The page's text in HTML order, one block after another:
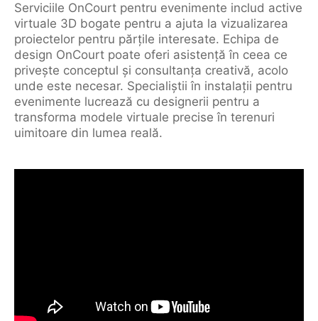
Serviciile OnCourt pentru evenimente includ active
virtuale 3D bogate pentru a ajuta la vizualizarea
proiectelor pentru părțile interesate. Echipa de
design OnCourt poate oferi asistență în ceea ce
privește conceptul și consultanța creativă, acolo
unde este necesar. Specialiștii în instalații pentru
evenimente lucrează cu designerii pentru a
transforma modele virtuale precise în terenuri
uimitoare din lumea reală.